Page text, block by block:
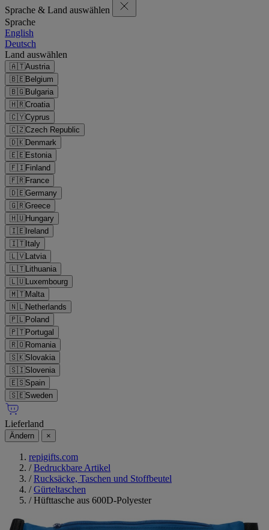
Sprache & Land auswählen
Sprache
English
Deutsch
Land auswählen
🇦🇹Austria
🇧🇪Belgium
🇧🇬Bulgaria
🇭🇷Croatia
🇨🇾Cyprus
🇨🇿Czech Republic
🇩🇰Denmark
🇪🇪Estonia
🇫🇮Finland
🇫🇷France
🇩🇪Germany
🇬🇷Greece
🇭🇺Hungary
🇮🇪Ireland
🇮🇹Italy
🇱🇻Latvia
🇱🇹Lithuania
🇱🇺Luxembourg
🇲🇹Malta
🇳🇱Netherlands
🇵🇱Poland
🇵🇹Portugal
🇷🇴Romania
🇸🇰Slovakia
🇸🇮Slovenia
🇪🇸Spain
🇸🇪Sweden
Lieferland
Ändern ×
repigifts.com
/ Bedruckbare Artikel
/ Rucksäcke, Taschen und Stoffbeutel
/ Gürteltaschen
/ Hüfttasche aus 600D-Polyester